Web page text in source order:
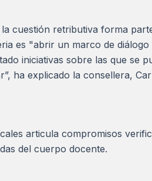
cuestión retributiva forma
es "abrir un marco de
iniciativas sobre las que se
ha explicado la consellera,
articula compromisos
del cuerpo docente.